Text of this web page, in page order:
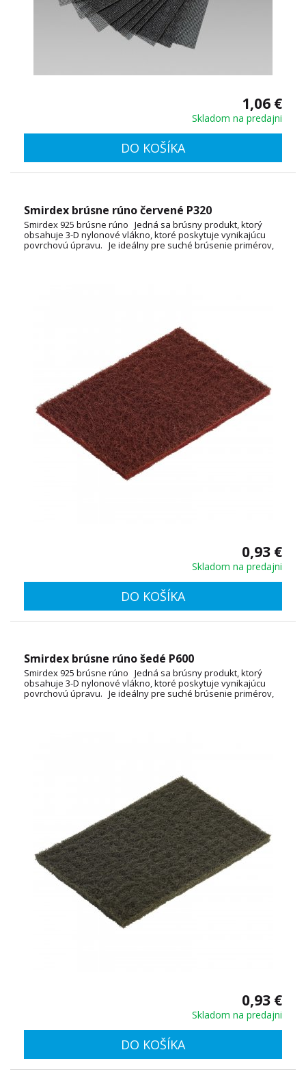
1,06 €
Skladom na predajni
DO KOŠÍKA
Smirdex brúsne rúno červené P320
Smirdex 925 brúsne rúno Jedná sa brúsny produkt, ktorý
obsahuje 3-D nylonové vlákno, ktoré poskytuje vynikajúcu
povrchovú úpravu. Je ideálny pre suché brúsenie primérov,
0,93 €
Skladom na predajni
DO KOŠÍKA
Smirdex brúsne rúno šedé P600
Smirdex 925 brúsne rúno Jedná sa brúsny produkt, ktorý
obsahuje 3-D nylonové vlákno, ktoré poskytuje vynikajúcu
povrchovú úpravu. Je ideálny pre suché brúsenie primérov,
0,93 €
Skladom na predajni
DO KOŠÍKA